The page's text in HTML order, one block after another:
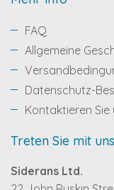
FAQ
Allgemeine
Datenschutz-
Kontaktieren Sie
Treten Sie mit
Siderans Ltd.